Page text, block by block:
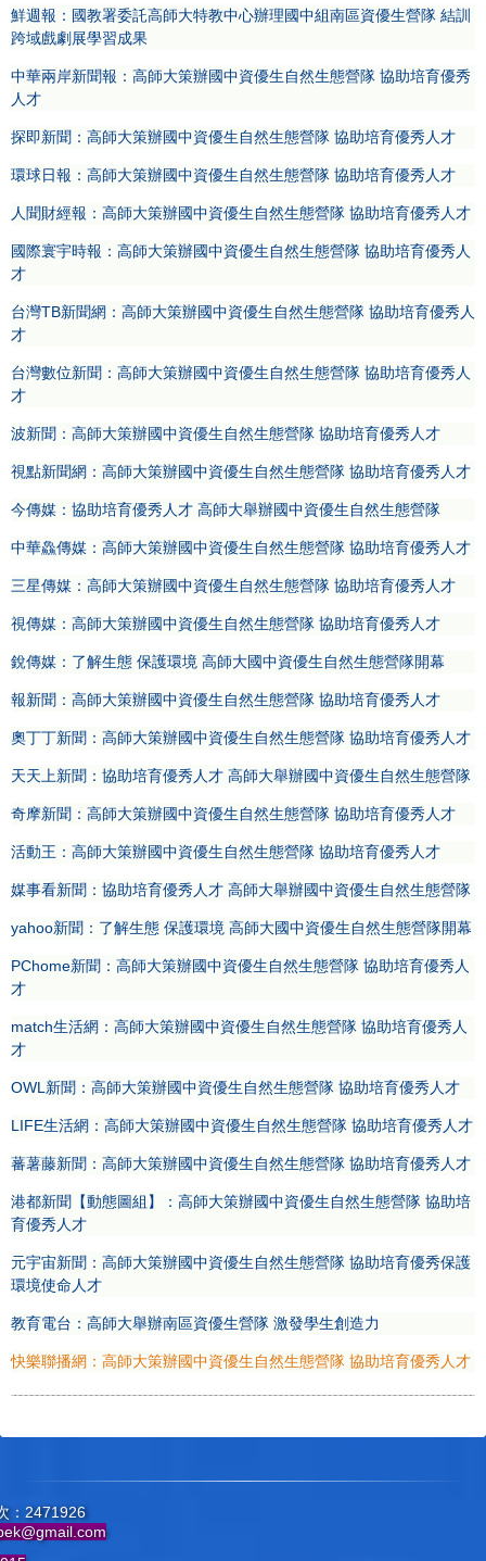
鮮週報：國教署委託高師大特教中心辦理國中組南區資優生營隊 結訓
跨域戲劇展學習成果
中華兩岸新聞報：高師大策辦國中資優生自然生態營隊 協助培育優秀
人才
探即新聞：高師大策辦國中資優生自然生態營隊 協助培育優秀人才
環球日報：高師大策辦國中資優生自然生態營隊 協助培育優秀人才
人聞財經報：高師大策辦國中資優生自然生態營隊 協助培育優秀人才
國際寰宇時報：高師大策辦國中資優生自然生態營隊 協助培育優秀人
才
台灣TB新聞網：高師大策辦國中資優生自然生態營隊 協助培育優秀人
才
台灣數位新聞：高師大策辦國中資優生自然生態營隊 協助培育優秀人
才
波新聞：高師大策辦國中資優生自然生態營隊 協助培育優秀人才
視點新聞網：高師大策辦國中資優生自然生態營隊 協助培育優秀人才
今傳媒：協助培育優秀人才 高師大舉辦國中資優生自然生態營隊
中華鱻傳媒：高師大策辦國中資優生自然生態營隊 協助培育優秀人才
三星傳媒：高師大策辦國中資優生自然生態營隊 協助培育優秀人才
視傳媒：高師大策辦國中資優生自然生態營隊 協助培育優秀人才
銳傳媒：了解生態 保護環境 高師大國中資優生自然生態營隊開幕
報新聞：高師大策辦國中資優生自然生態營隊 協助培育優秀人才
奧丁丁新聞：高師大策辦國中資優生自然生態營隊 協助培育優秀人才
天天上新聞：協助培育優秀人才 高師大舉辦國中資優生自然生態營隊
奇摩新聞：高師大策辦國中資優生自然生態營隊 協助培育優秀人才
活動王：高師大策辦國中資優生自然生態營隊 協助培育優秀人才
媒事看新聞：協助培育優秀人才 高師大舉辦國中資優生自然生態營隊
yahoo新聞：了解生態 保護環境 高師大國中資優生自然生態營隊開幕
PChome新聞：高師大策辦國中資優生自然生態營隊 協助培育優秀人
才
match生活網：高師大策辦國中資優生自然生態營隊 協助培育優秀人
才
OWL新聞：高師大策辦國中資優生自然生態營隊 協助培育優秀人才
LIFE生活網：高師大策辦國中資優生自然生態營隊 協助培育優秀人才
蕃薯藤新聞：高師大策辦國中資優生自然生態營隊 協助培育優秀人才
港都新聞【動態圖組】：高師大策辦國中資優生自然生態營隊 協助培
育優秀人才
元宇宙新聞：高師大策辦國中資優生自然生態營隊 協助培育優秀保護
環境使命人才
教育電台：高師大舉辦南區資優生營隊 激發學生創造力
快樂聯播網：高師大策辦國中資優生自然生態營隊 協助培育優秀人才
：2471926